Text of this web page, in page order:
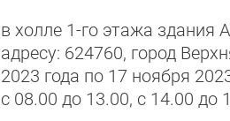
в холле 1-го этажа здания
адресу: 624760, город
2023 года по 17 ноября
с 08.00 до 13.00, с 14.00 до